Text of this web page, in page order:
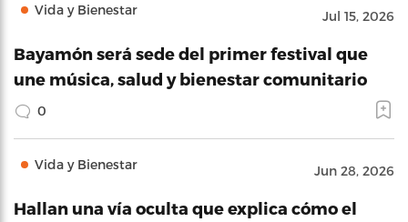
Vida y Bienestar Jul 15, 2026
Bayamón será sede del primer festival que
une música, salud y bienestar comunitario
0
Vida y Bienestar Jun 28, 2026
Hallan una vía oculta que explica cómo el